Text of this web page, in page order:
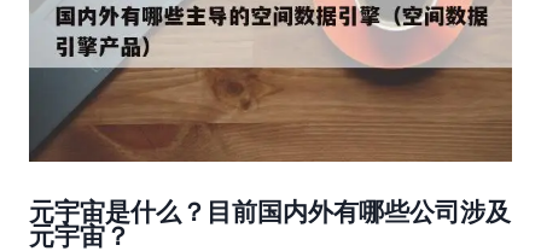
元宇宙是什么？目前国内外有哪些公司涉及
元宇宙？